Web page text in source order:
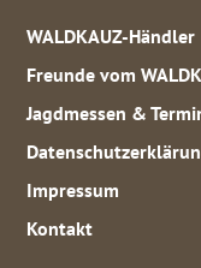
WALDKAUZ-Händler
Freunde vom
Jagdmessen &
Impressum
Kontakt